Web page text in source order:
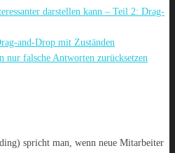
darstellen kann – Teil 2: Drag-
and-Drop mit Zuständen
nur falsche Antworten zurücksetzen
spricht man, wenn neue Mitarbeiter